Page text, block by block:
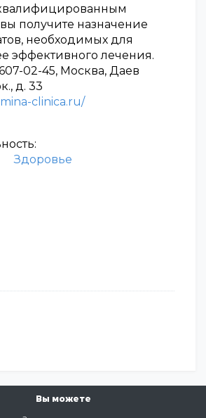
получите назначение
необходимых для
эффективного лечения.
02-45, Москва, Даев
д. 33
clinica.ru/
Здоровье
Вы можете